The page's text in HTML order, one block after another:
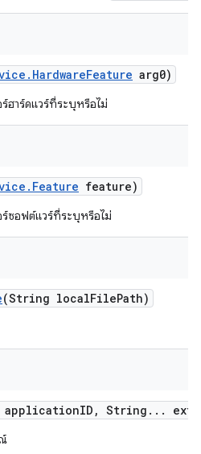
. HardwareFeature arg0)
ฮาร์ดแวร์ที่ระบุหรือไม่
. Feature feature)
ซอฟต์แวร์ที่ระบุหรือไม่
(String localFilePath)
ID , String . . .